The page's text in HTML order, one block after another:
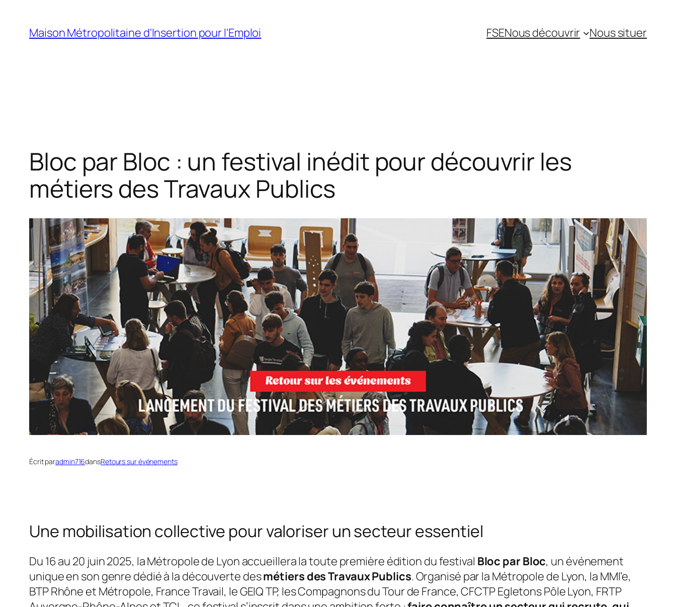
contenu
Maison Métropolitaine d'Insertion pour l'Emploi FSENous découvrir Nous situer
Bloc par Bloc : un festival inédit pour découvrir les
métiers des Travaux Publics
Écrit paradmin716dansRetours sur événements
Une mobilisation collective pour valoriser un secteur essentiel
Du 16 au 20 juin 2025, la Métropole de Lyon accueillera la toute première édition du festival Bloc par Bloc, un événement
unique en son genre dédié à la découverte desmétiers des Travaux Publics. Organisé par la Métropole de Lyon, la MMI’e,
BTP Rhône et Métropole, France Travail, le GEIQ TP, les Compagnons du Tour de France, CFCTP Egletons Pôle Lyon, FRTP